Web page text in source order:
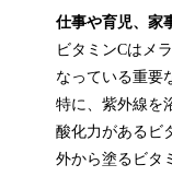
仕事や育児、家
ビタミンCはメ
なっている重要
特に、紫外線を
酸化力があるビ
外から塗るビタ